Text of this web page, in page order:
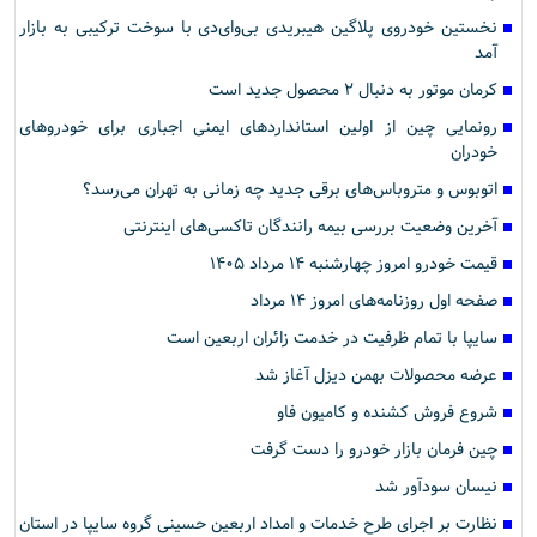
نخستین خودروی پلاگین هیبریدی بی‌وای‌دی با سوخت ترکیبی به بازار
آمد
کرمان موتور به دنبال ۲ محصول جدید است
رونمایی چین از اولین استانداردهای ایمنی اجباری برای خودروهای
خودران
اتوبوس و متروباس‌های برقی جدید چه زمانی به تهران می‌رسد؟
آخرین وضعیت بررسی بیمه رانندگان تاکسی‌های اینترنتی
قیمت خودرو امروز چهارشنبه ۱۴ مرداد ۱۴۰۵
صفحه اول روزنامه‌های امروز ۱۴ مرداد
سایپا با تمام ظرفیت در خدمت زائران اربعین است
عرضه محصولات بهمن دیزل آغاز شد
شروع فروش کشنده و کامیون فاو
چین فرمان بازار خودرو را دست گرفت
نیسان سودآور شد
نظارت بر اجرای طرح خدمات و امداد اربعین حسینی گروه سایپا در استان